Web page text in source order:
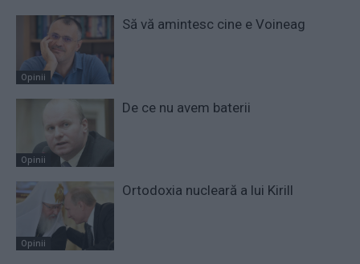
Opinii
Să vă amintesc cine e Voineag
Opinii
De ce nu avem baterii
Opinii
Ortodoxia nucleară a lui Kirill